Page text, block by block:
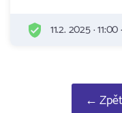
11.2. 2025 ·
←